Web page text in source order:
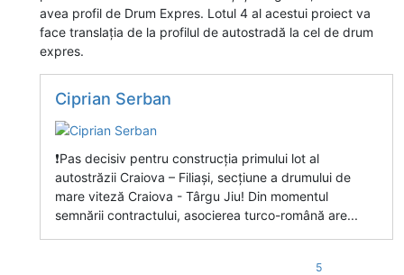
avea profil de Drum Expres. Lotul 4 al acestui proiect va
face translația de la profilul de autostradă la cel de drum
expres.
Ciprian Serban
❗Pas decisiv pentru construcția primului lot al
autostrăzii Craiova – Filiași, secțiune a drumului de
mare viteză Craiova - Târgu Jiu! Din momentul
semnării contractului, asocierea turco-română are...
5